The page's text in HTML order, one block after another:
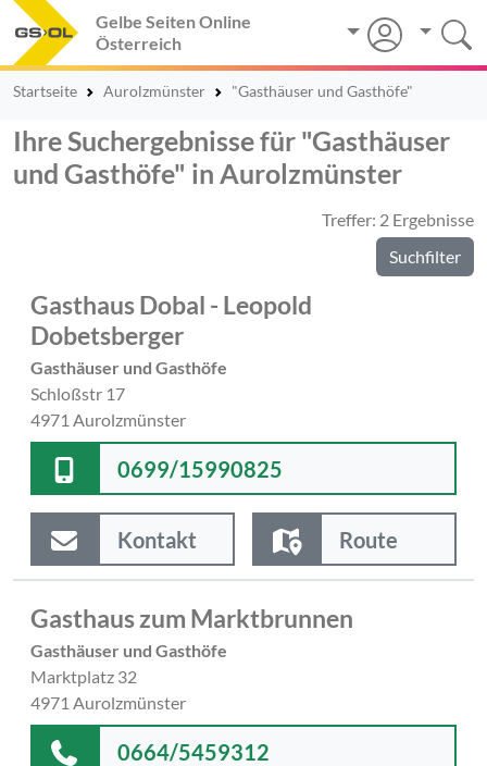
Gelbe Seiten Online
Österreich
Startseite Aurolzmünster "Gasthäuser und Gasthöfe"
Ihre Suchergebnisse für "Gasthäuser
und Gasthöfe" in Aurolzmünster
Treffer: 2 Ergebnisse
Suchfilter
Gasthaus Dobal - Leopold
Dobetsberger
Gasthäuser und Gasthöfe
Schloßstr 17
4971 Aurolzmünster
0699/15990825
Kontakt Route
Gasthaus zum Marktbrunnen
Gasthäuser und Gasthöfe
Marktplatz 32
4971 Aurolzmünster
0664/5459312